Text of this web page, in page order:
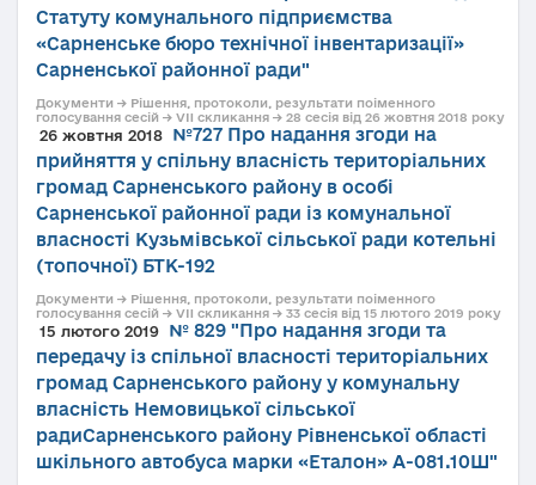
Статуту комунального підприємства
«Сарненське бюро технічної інвентаризації»
Сарненської районної ради"
Документи → Рішення, протоколи, результати поіменного
голосування сесій → VII скликання → 28 сесія від 26 жовтня 2018 року
26 жовтня 2018
№727 Про надання згоди на
прийняття у спільну власність територіальних
громад Сарненського району в особі
Сарненської районної ради із комунальної
власності Кузьмівської сільської ради котельні
(топочної) БТК-192
Документи → Рішення, протоколи, результати поіменного
голосування сесій → VII скликання → 33 сесія від 15 лютого 2019 року
15 лютого 2019
№ 829 "Про надання згоди та
передачу із спільної власності територіальних
громад Сарненського району у комунальну
власність Немовицької сільської
радиСарненського району Рівненської області
шкільного автобуса марки «Еталон» А-081.10Ш"